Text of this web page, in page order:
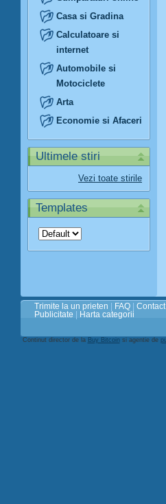
Casa si Gradina
Calculatoare si
internet
Automobile si
Motociclete
Arta
Economie si Afaceri
Ultimele stiri
Vezi toate stirile
Templates
Trimite la un prieten FAQ Contact
Publicitate
Harta categorii
Continut director de la Buy Bitcoinsi agentie de